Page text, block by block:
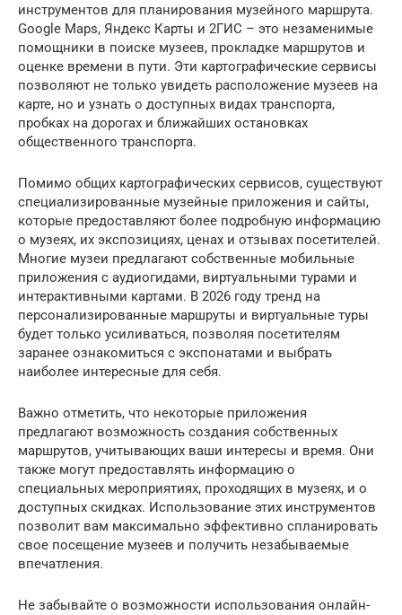
инструментов для планирования музейного маршрута.
Google Maps, Яндекс Карты и 2ГИС – это незаменимые
помощники в поиске музеев, прокладке маршрутов и
оценке времени в пути. Эти картографические сервисы
позволяют не только увидеть расположение музеев на
карте, но и узнать о доступных видах транспорта,
пробках на дорогах и ближайших остановках
общественного транспорта.
Помимо общих картографических сервисов, существуют
специализированные музейные приложения и сайты,
которые предоставляют более подробную информацию
о музеях, их экспозициях, ценах и отзывах посетителей.
Многие музеи предлагают собственные мобильные
приложения с аудиогидами, виртуальными турами и
интерактивными картами. В 2026 году тренд на
персонализированные маршруты и виртуальные туры
будет только усиливаться, позволяя посетителям
заранее ознакомиться с экспонатами и выбрать
наиболее интересные для себя.
Важно отметить, что некоторые приложения
предлагают возможность создания собственных
маршрутов, учитывающих ваши интересы и время. Они
также могут предоставлять информацию о
специальных мероприятиях, проходящих в музеях, и о
доступных скидках. Использование этих инструментов
позволит вам максимально эффективно спланировать
свое посещение музеев и получить незабываемые
впечатления.
Не забывайте о возможности использования онлайн-